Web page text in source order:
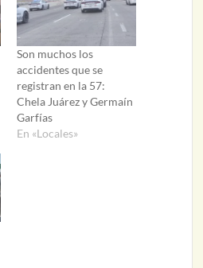
Son muchos los
accidentes que se
registran en la 57:
Chela Juárez y Germaín
Garfías
En «Locales»